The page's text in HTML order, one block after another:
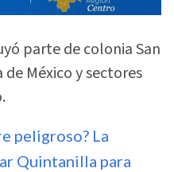
parte de colonia San
México y sectores
peligroso? La
Quintanilla para